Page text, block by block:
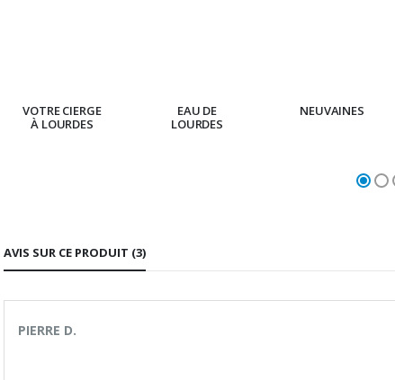
VOTRE CIERGE
À LOURDES
EAU DE
LOURDES
NEUVAINES
AVIS SUR CE PRODUIT (3)
PIERRE D.